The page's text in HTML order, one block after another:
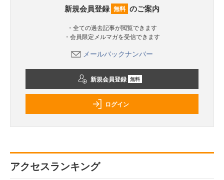
新規会員登録 無料 のご案内
・全ての過去記事が閲覧できます
・会員限定メルマガを受信できます
メールバックナンバー
新規会員登録 無料
ログイン
アクセスランキング